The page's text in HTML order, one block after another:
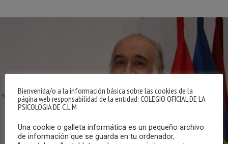
Bienvenida/o a la información básica sobre las cookies de la
página web responsabilidad de la entidad: COLEGIO OFICIAL DE LA
PSICOLOGIA DE C.L.M
Una cookie o galleta informática es un pequeño archivo
de información que se guarda en tu ordenador,